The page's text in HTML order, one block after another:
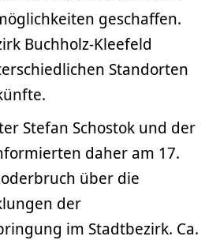
geschaffen.
Buchholz-Kleefeld
Standorten
Stefan Schostok und der
daher am 17.
über die
der
im Stadtbezirk. Ca.